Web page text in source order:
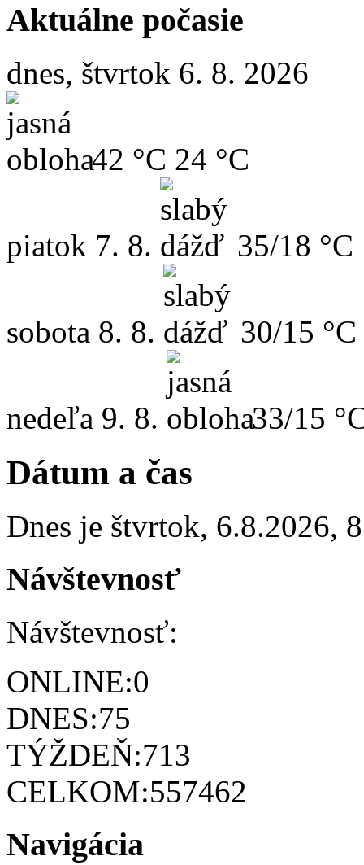
Aktuálne počasie
dnes, štvrtok 6. 8. 2026
42 °C 24 °C
piatok 7. 8. 35/18 °C
sobota 8. 8. 30/15 °C
nedeľa 9. 8. 33/15
Dátum a čas
Dnes je štvrtok, 6.8.2026,
Návštevnosť
Návštevnosť:
ONLINE:0
DNES:75
TÝŽDEŇ:713
CELKOM:557462
Navigácia